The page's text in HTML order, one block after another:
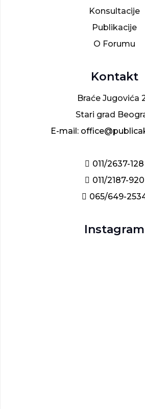
Konsultacije
Publikacije
O Forumu
Kontakt
Braće Jugovića
Stari grad
E-mail:
011/2637-128
011/2187-920
065/649-
Instagram